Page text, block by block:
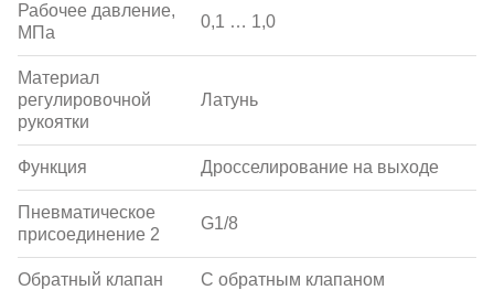
Рабочее давление,
МПа
0,1 … 1,0
Материал
регулировочной
рукоятки
Латунь
Функция Дросселирование на выходе
Пневматическое
присоединение 2
G1/8
Обратный клапан С обратным клапаном